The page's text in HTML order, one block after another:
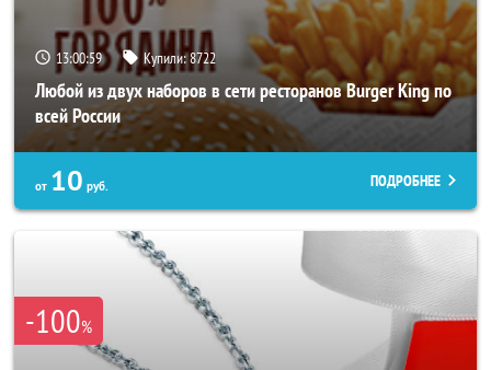
13:00:55 Купили:8722
Любой из двух наборов в сети ресторанов Burger King по
всей России
от 10 руб. ПОДРОБНЕЕ
-100%